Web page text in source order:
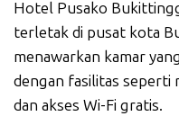
Hotel Pusako
terletak di pusat kota
menawarkan kamar
dengan fasilitas seperti
dan akses Wi-Fi gratis.